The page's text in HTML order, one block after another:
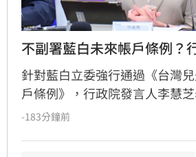
不副署藍白未來帳戶條例？
針對藍白立委強行通過《台灣
戶條例》，行政院發言人李慧
到三讀函文，強調編列預算為行
-183分鐘前